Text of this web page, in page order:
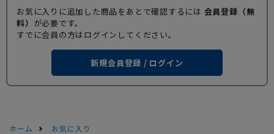
お気に入りに追加した商品をあとで確認するには 会員登録（無
料） が必要です。
すでに会員の方はログインしてください。
新規会員登録 / ログイン
ホーム お気に入り